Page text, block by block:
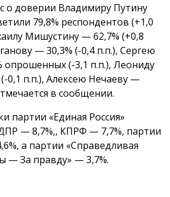
о доверии Владимиру Путину
79,8% респондентов (+1,0
Мишустину — 62,7% (+0,8
— 30,3% (-0,4 п.п.), Сергею
(-3,1 п.п.), Леониду
0,1 п.п.), Алексею Нечаеву —
в сообщении.
партии «Единая Россия»
— 8,7%,, КПРФ — 7,7%, партии
а партии «Справедливая
— За правду» — 3,7%.